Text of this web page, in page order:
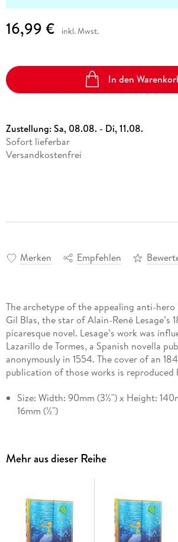
16,99 € inkl. Mwst.
In den
Zustellung:Sa, 08.08. - Di, 11.08.
Sofort lieferbar
Versandkostenfrei
Merken Empfehlen
The archetype of the appealing anti-hero
Gil Blas, the star of Alain-René Lesage’s
picaresque novel. Lesage’s work was
Lazarillo de Tormes, a Spanish novella
anonymously in 1554. The cover of an
publication of those works is reproduced
Size: Width: 90mm (3½") x Height:
16mm (½")
Mehr aus dieser Reihe